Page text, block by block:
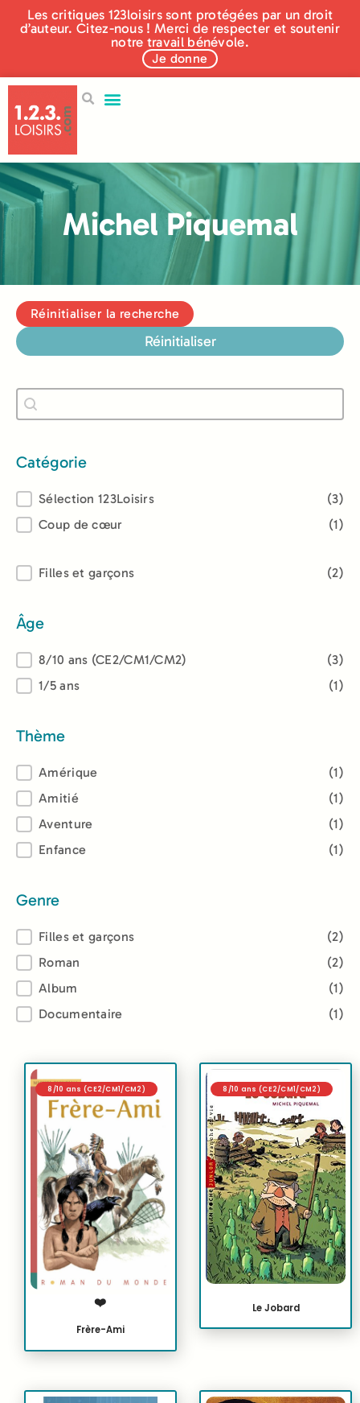
Les critiques 123loisirs sont protégées par un droit
d’auteur. Citez-nous ! Merci de respecter et soutenir
notre travail bénévole.
Je donne
Michel Piquemal
Réinitialiser la recherche
Réinitialiser
Recherche
Rechercher
Catégorie
Catégorie
Sélection 123Loisirs
(3)
Coup de cœur
(1)
Lectorat
Filles et garçons (2)
Âge
Âge8/10 ans (CE2/CM1/CM2)
(3)
1/5 ans
(1)
Thème
Thème
Amérique
(1)
Amitié
(1)
Aventure
(1)
Enfance
(1)
Genre
GenreFilles et garçons
(2)
Roman
(2)
Album
(1)
Documentaire
(1)
8/10 ans (CE2/CM1/CM2)
❤️
Frère-Ami
8/10 ans (CE2/CM1/CM2)
Le Jobard